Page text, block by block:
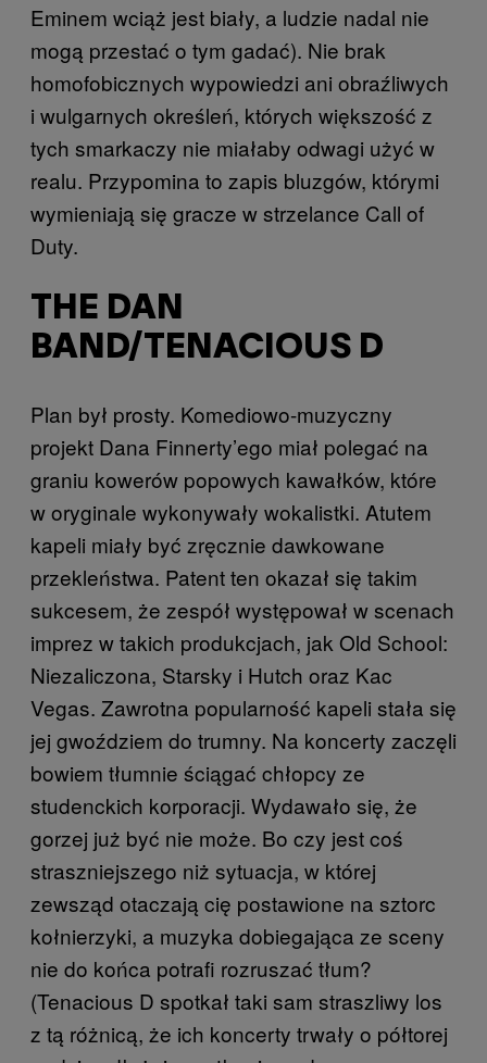
Eminem wciąż jest biały, a ludzie nadal nie
mogą przestać o tym gadać). Nie brak
homofobicznych wypowiedzi ani obraźliwych
i wulgarnych określeń, których większość z
tych smarkaczy nie miałaby odwagi użyć w
realu. Przypomina to zapis bluzgów, którymi
wymieniają się gracze w strzelance Call of
Duty.
THE DAN
BAND/TENACIOUS D
Plan był prosty. Komediowo-muzyczny
projekt Dana Finnerty’ego miał polegać na
graniu kowerów popowych kawałków, które
w oryginale wykonywały wokalistki. Atutem
kapeli miały być zręcznie dawkowane
przekleństwa. Patent ten okazał się takim
sukcesem, że zespół występował w scenach
imprez w takich produkcjach, jak Old School:
Niezaliczona, Starsky i Hutch oraz Kac
Vegas. Zawrotna popularność kapeli stała się
jej gwoździem do trumny. Na koncerty zaczęli
bowiem tłumnie ściągać chłopcy ze
studenckich korporacji. Wydawało się, że
gorzej już być nie może. Bo czy jest coś
straszniejszego niż sytuacja, w której
zewsząd otaczają cię postawione na sztorc
kołnierzyki, a muzyka dobiegająca ze sceny
nie do końca potrafi rozruszać tłum?
(Tenacious D spotkał taki sam straszliwy los
z tą różnicą, że ich koncerty trwały o półtorej